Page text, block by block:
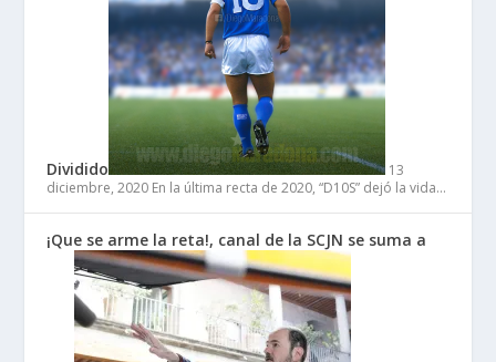
Dividido
13
diciembre, 2020 En la última recta de 2020, “D10S” dejó la vida…
¡Que se arme la reta!, canal de la SCJN se suma a